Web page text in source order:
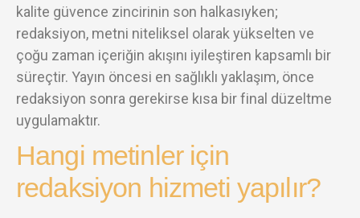
kalite güvence zincirinin son halkasıyken;
redaksiyon, metni niteliksel olarak yükselten ve
çoğu zaman içeriğin akışını iyileştiren kapsamlı bir
süreçtir. Yayın öncesi en sağlıklı yaklaşım, önce
redaksiyon sonra gerekirse kısa bir final düzeltme
uygulamaktır.
Hangi metinler için
redaksiyon hizmeti yapılır?